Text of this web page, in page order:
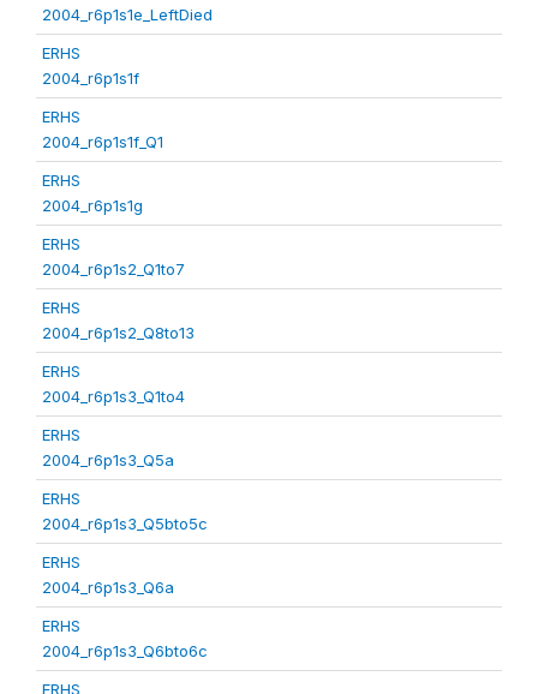
2004_r6p1s1e_LeftDied
ERHS
2004_r6p1s1f
ERHS
2004_r6p1s1f_Q1
ERHS
2004_r6p1s1g
ERHS
2004_r6p1s2_Q1to7
ERHS
2004_r6p1s2_Q8to13
ERHS
2004_r6p1s3_Q1to4
ERHS
2004_r6p1s3_Q5a
ERHS
2004_r6p1s3_Q5bto5c
ERHS
2004_r6p1s3_Q6a
ERHS
2004_r6p1s3_Q6bto6c
ERHS